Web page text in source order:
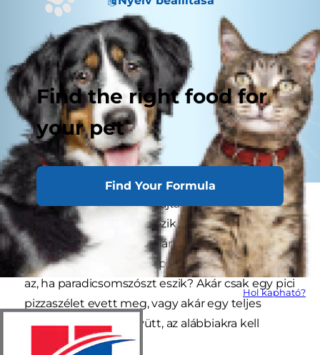
Find the right food for
your pet
Find Your Formula
Hol kapható?
Jaj, ne! Épp most kapta rajta kutyáját, amint a
pizzás dobozból lakmározik, és azon aggódik,
hogy ehetnek-e egyáltalán pizzát a kutyák?
Beteg lesz-e a kutya, ha pizzaszélet eszik? Jó-e
az, ha paradicsomszószt eszik? Akár csak egy pici
pizzaszélet evett meg, vagy akár egy teljes
pizzát feltétekkel együtt, az alábbiakra kell
figyelnie.